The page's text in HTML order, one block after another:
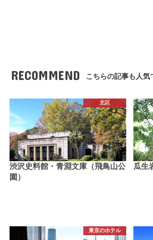
RECOMMEND こちらの記事も人気
北区
渋沢史料館・青淵文庫（飛鳥山公
園）
瓜生
東京のホテル